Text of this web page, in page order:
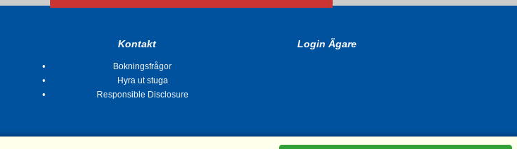
Kontakt
Bokningsfrågor
Hyra ut stuga
Responsible Disclosure
Login Ägare